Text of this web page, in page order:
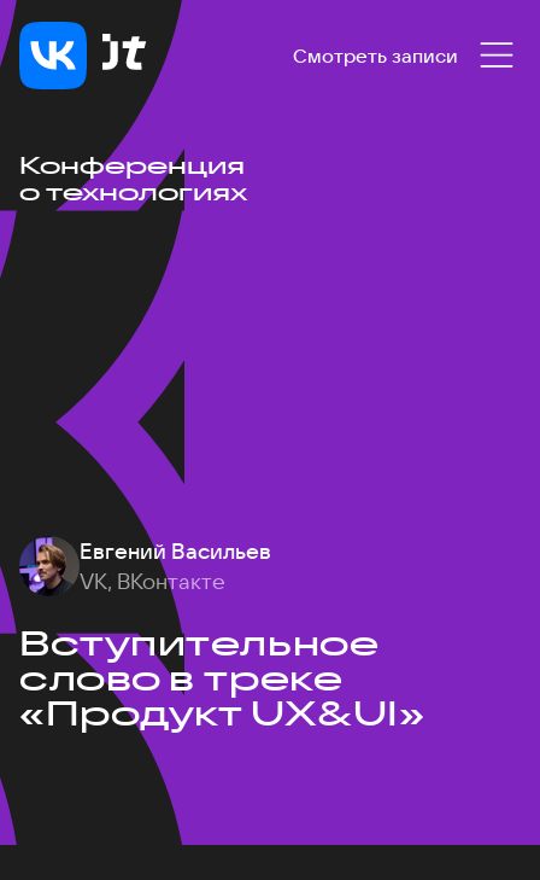
Смотреть записи
Конференция
о технологиях
Евгений Васильев
VK, ВКонтакте
Вступительное
слово в треке
«Продукт UX&UI»